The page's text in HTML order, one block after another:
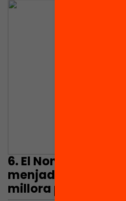
6. El Non Take-Up
menjador: Una
millora pels ajuts